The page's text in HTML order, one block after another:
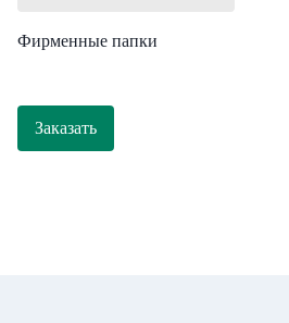
Фирменные папки
Заказать